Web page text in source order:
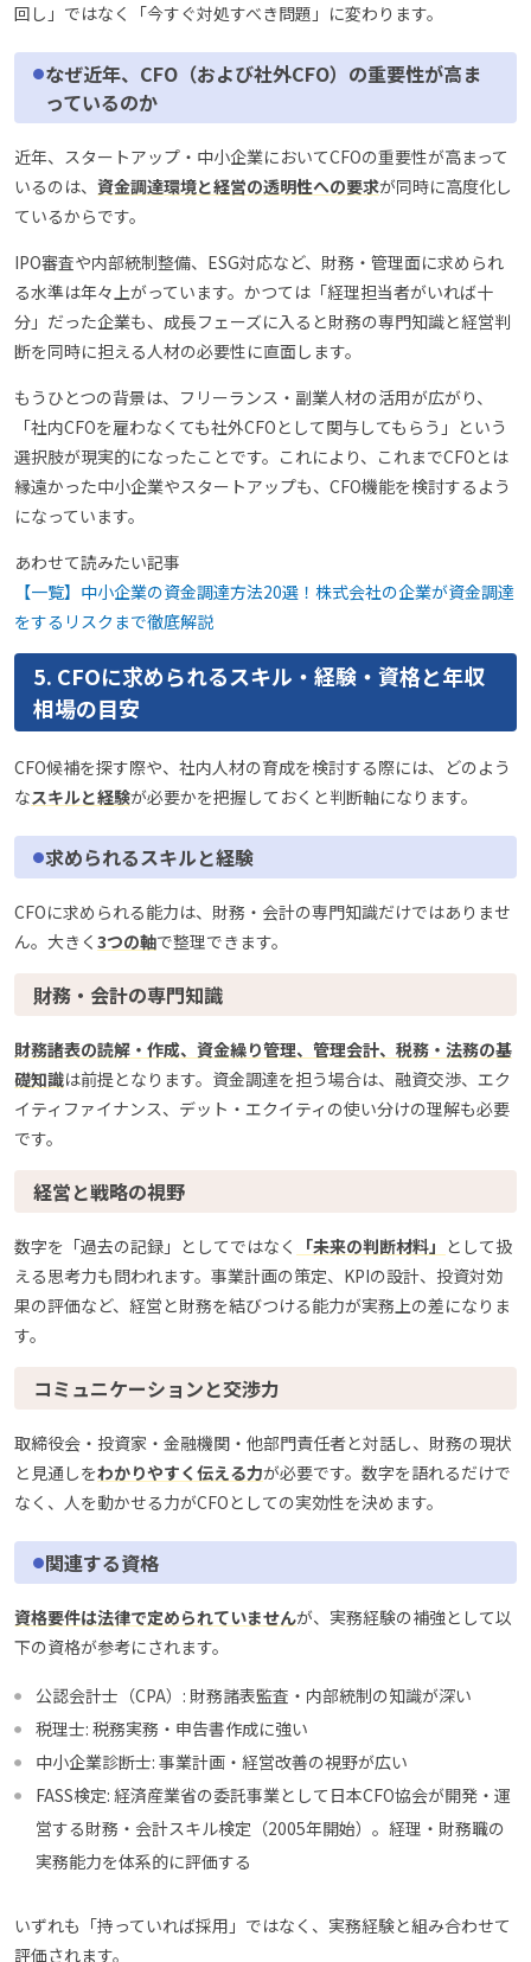
回し」ではなく「今すぐ対処すべき問題」に変わります。
なぜ近年、CFO（および社外CFO）の重要性が高ま
っているのか
近年、スタートアップ・中小企業においてCFOの重要性が高まって
いるのは、 資金調達環境と経営の透明性への要求が同時に高度化し
ているからです。
IPO審査や内部統制整備、ESG対応など、財務・管理面に求められ
る水準は年々上がっています。かつては「経理担当者がいれば十
分」だった企業も、成長フェーズに入ると財務の専門知識と経営判
断を同時に担える人材の必要性に直面します。
もうひとつの背景は、フリーランス・副業人材の活用が広がり、
「社内CFOを雇わなくても社外CFOとして関与してもらう」という
選択肢が現実的になったことです。これにより、これまでCFOとは
縁遠かった中小企業やスタートアップも、CFO機能を検討するよう
になっています。
あわせて読みたい記事
【一覧】中小企業の資金調達方法20選！株式会社の企業が資金調達
をするリスクまで徹底解説
5. CFOに求められるスキル・経験・資格と年収
相場の目安
CFO候補を探す際や、社内人材の育成を検討する際には、どのよう
なスキルと経験が必要かを把握しておくと判断軸になります。
求められるスキルと経験
CFOに求められる能力は、財務・会計の専門知識だけではありませ
ん。大きく 3つの軸で整理できます。
財務・会計の専門知識
財務諸表の読解・作成、資金繰り管理、管理会計、税務・法務の基
礎知識は前提となります。資金調達を担う場合は、融資交渉、エク
イティファイナンス、デット・エクイティの使い分けの理解も必要
です。
経営と戦略の視野
数字を「過去の記録」としてではなく 「未来の判断材料」 として扱
える思考力も問われます。事業計画の策定、KPIの設計、投資対効
果の評価など、経営と財務を結びつける能力が実務上の差になりま
す。
コミュニケーションと交渉力
取締役会・投資家・金融機関・他部門責任者と対話し、財務の現状
と見通しをわかりやすく伝える力が必要です。数字を語れるだけで
なく、人を動かせる力がCFOとしての実効性を決めます。
関連する資格
資格要件は法律で定められていませんが、実務経験の補強として以
下の資格が参考にされます。
公認会計士（CPA）: 財務諸表監査・内部統制の知識が深い
税理士: 税務実務・申告書作成に強い
中小企業診断士: 事業計画・経営改善の視野が広い
FASS検定: 経済産業省の委託事業として日本CFO協会が開発・運
営する財務・会計スキル検定（2005年開始）。経理・財務職の
実務能力を体系的に評価する
いずれも「持っていれば採用」ではなく、実務経験と組み合わせて
評価されます。